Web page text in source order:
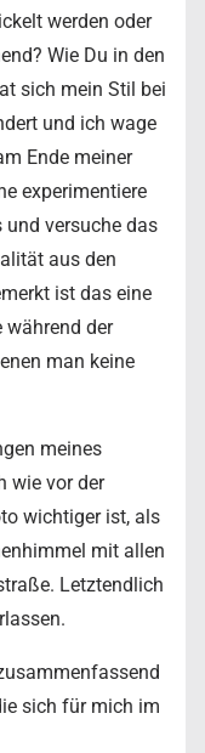
werden oder
Wie Du in den
sich mein Stil bei
und ich wage
Ende meiner
experimentiere
versuche das
aus den
ist das eine
der
man keine
meines
wie vor der
wichtiger ist, als
mit allen
Letztendlich
sich für mich im